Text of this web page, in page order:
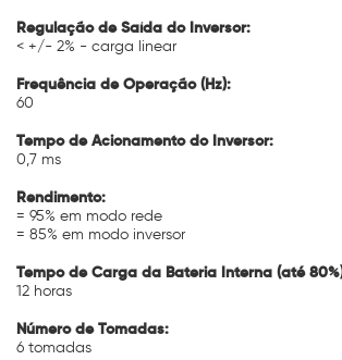
Regulação de Saída do Inversor:
< +/- 2% - carga linear
Frequência de Operação (Hz):
60
Tempo de Acionamento do Inversor:
0,7 ms
Rendimento:
= 95% em modo rede
= 85% em modo inversor
Tempo de Carga da Bateria Interna (até
12 horas
Número de Tomadas:
6 tomadas